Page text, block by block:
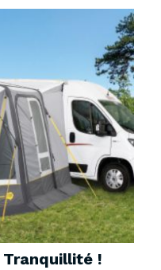
Tranquillité !